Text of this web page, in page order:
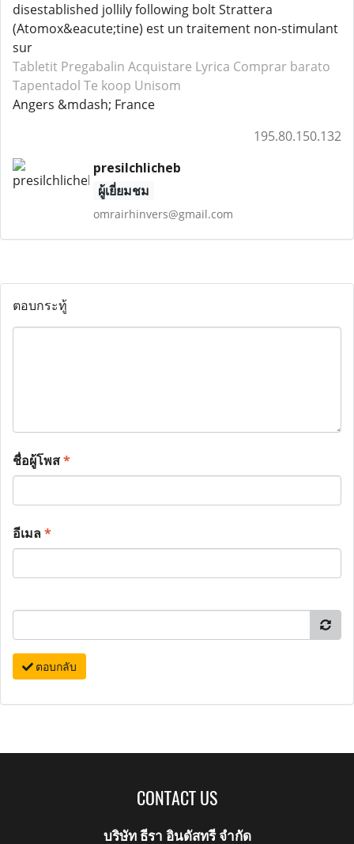
disestablished jollily following bolt Strattera
(Atomox&eacute;tine) est un traitement non-stimulant
sur
Tabletit Pregabalin Acquistare Lyrica Comprar barato
Tapentadol Te koop Unisom
Angers &mdash; France
195.80.150.132
presilchlicheb
ผู้เยี่ยมชม
omrairhinvers@gmail.com
ตอบกระทู้
ชื่อผู้โพส*
อีเมล*
ตอบกลับ
CONTACT US
บริษัท ธีรา อินดัสทรี จำกัด